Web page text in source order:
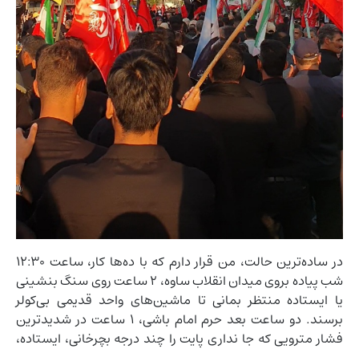
در ساده‌ترین حالت، من قرار دارم که با ده‌ها کار، ساعت ۱۲:۳۰
شب پیاده بروی میدان انقلاب ساوه، ۲ ساعت روی سنگ بنشینی
یا ایستاده منتظر بمانی تا ماشین‌های واحد قدیمی بی‌کولر
برسند. دو ساعت بعد حرم امام باشی، ۱ ساعت در شدیدترین
فشار مترویی که جا نداری پایت را چند درجه بچرخانی، ایستاده،